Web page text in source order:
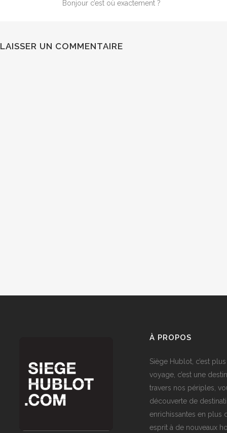
Bonjour c’est où exactement ?
LAISSER UN COMMENTAIRE
À PROPOS
Siège Hublot, c’est
voyage, c’est une
travers nos périples,
découverte de
enrichissantes en plus
esprit à de nouveaux